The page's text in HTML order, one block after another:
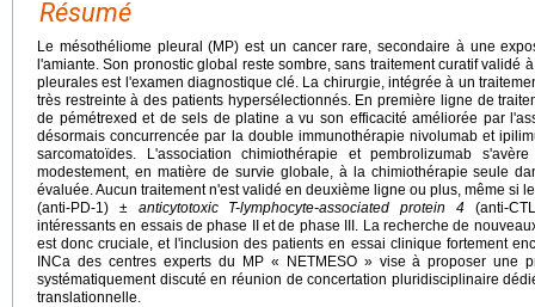
Résumé
Le mésothéliome pleural (MP) est un cancer rare, secondaire à une
l'amiante. Son pronostic global reste sombre, sans traitement curatif validé
pleurales est l'examen diagnostique clé. La chirurgie, intégrée à un
très restreinte à des patients hypersélectionnés. En première ligne de
de pémétrexed et de sels de platine a vu son efficacité améliorée par
désormais concurrencée par la double immunothérapie nivolumab et
sarcomatoïdes. L'association chimiothérapie et pembrolizumab
modestement, en matière de survie globale, à la chimiothérapie seule
évaluée. Aucun traitement n'est validé en deuxième ligne ou plus, même si
(anti-PD-1) ± anticytotoxic T-lymphocyte-associated protein 4 (anti-
intéressants en essais de phase II et de phase III. La recherche de
est donc cruciale, et l'inclusion des patients en essai clinique fortement
INCa des centres experts du MP « NETMESO » vise à proposer une
systématiquement discuté en réunion de concertation pluridisciplinaire
translationnelle.